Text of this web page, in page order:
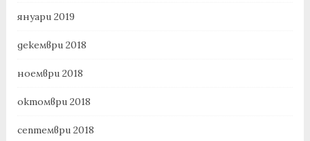
януари 2019
декември 2018
ноември 2018
октомври 2018
септември 2018